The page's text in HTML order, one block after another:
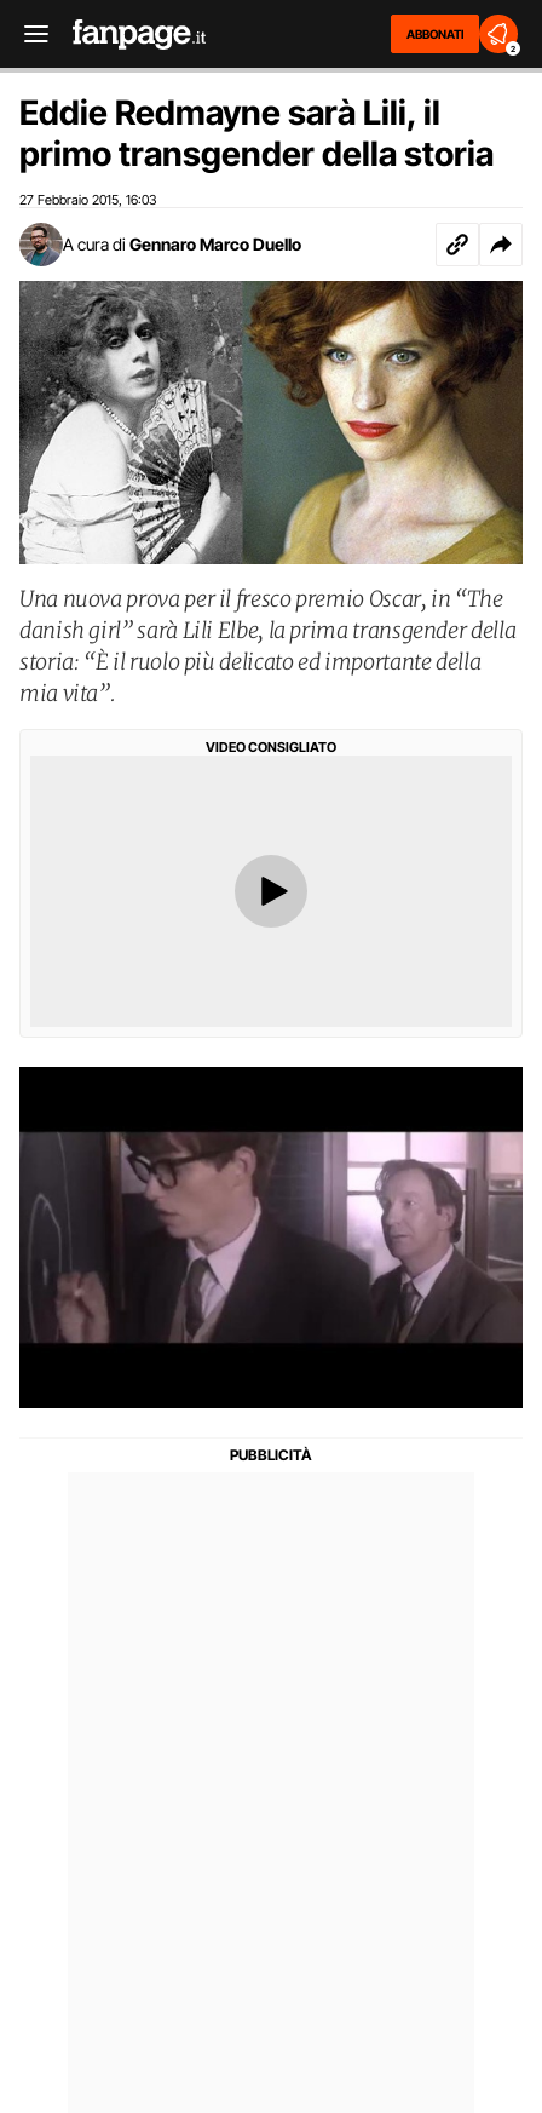
ABBONATI
2
Eddie Redmayne sarà Lili, il
primo transgender della storia
27 Febbraio 2015 16:03
A cura di Gennaro Marco Duello
Una nuova prova per il fresco premio Oscar, in “The
danish girl” sarà Lili Elbe, la prima transgender della
storia: “È il ruolo più delicato ed importante della
mia vita”.
VIDEO CONSIGLIATO